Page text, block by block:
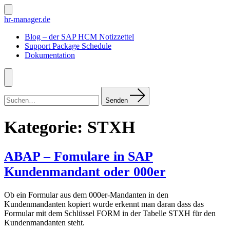
Zum
Inhalt
Suche
ein-/ausblenden
hr-manager.de
Blog – der SAP HCM Notizzettel
Support Package Schedule
Dokumentation
Menü
nach:
Senden
Kategorie: STXH
ABAP – Fomulare in SAP
Kundenmandant oder 000er
Ob ein Formular aus dem 000er-Mandanten in den
Kundenmandanten kopiert wurde erkennt man daran dass das
Formular mit dem Schlüssel FORM in der Tabelle STXH für den
Kundenmandanten steht.